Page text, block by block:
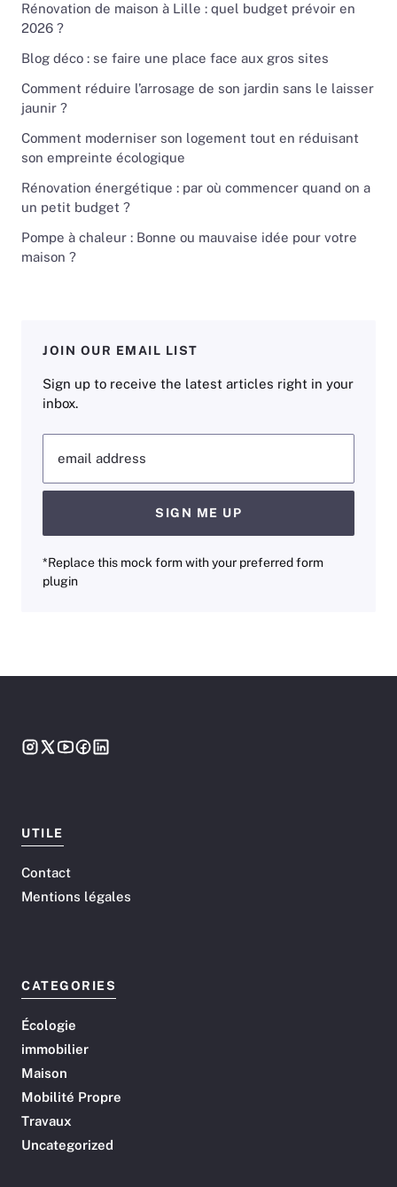
Rénovation de maison à Lille : quel budget prévoir en
2026 ?
Blog déco : se faire une place face aux gros sites
Comment réduire l’arrosage de son jardin sans le laisser
jaunir ?
Comment moderniser son logement tout en réduisant
son empreinte écologique
Rénovation énergétique : par où commencer quand on a
un petit budget ?
Pompe à chaleur : Bonne ou mauvaise idée pour votre
maison ?
JOIN OUR EMAIL LIST
Sign up to receive the latest articles right in your
inbox.
email address
SIGN ME UP
*Replace this mock form with your preferred form
plugin
UTILE
Contact
Mentions légales
CATEGORIES
Écologie
immobilier
Maison
Mobilité Propre
Travaux
Uncategorized